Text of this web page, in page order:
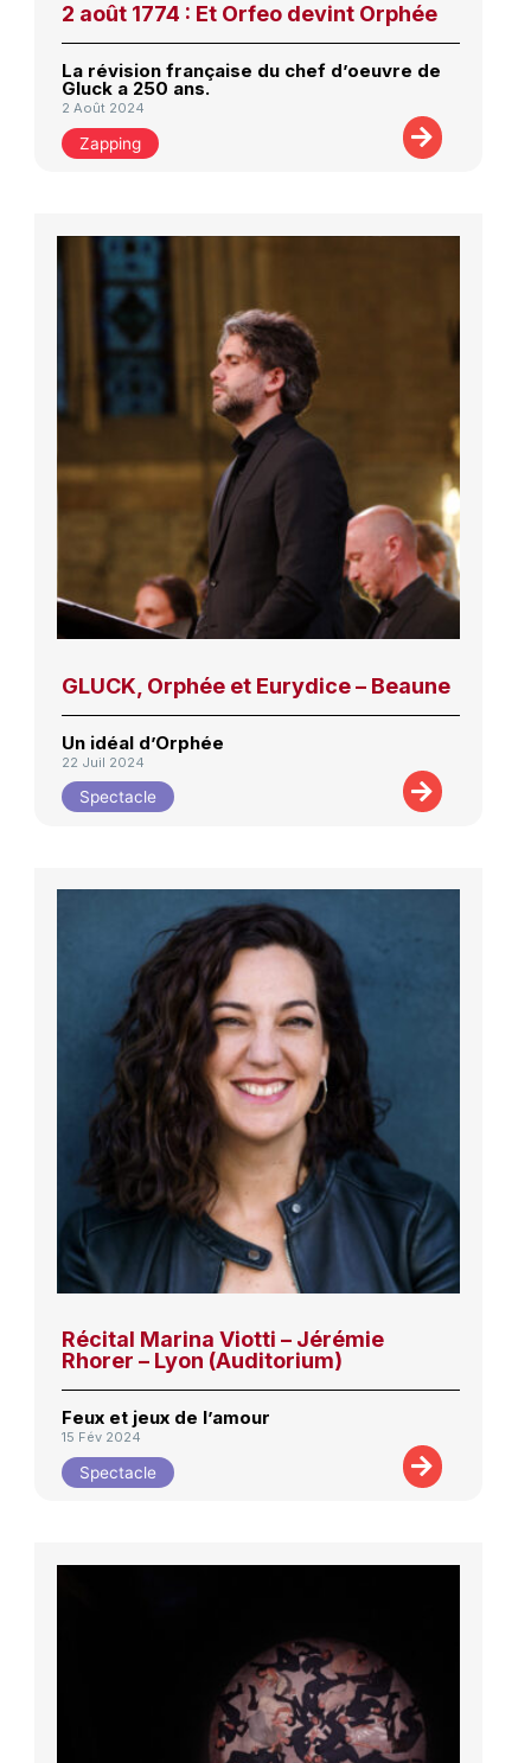
2 août 1774 : Et Orfeo devint Orphée
La révision française du chef d’oeuvre de
Gluck a 250 ans.
2 Août 2024
Zapping
GLUCK, Orphée et Eurydice – Beaune
Un idéal d’Orphée
22 Juil 2024
Spectacle
Récital Marina Viotti – Jérémie
Rhorer – Lyon (Auditorium)
Feux et jeux de l’amour
15 Fév 2024
Spectacle